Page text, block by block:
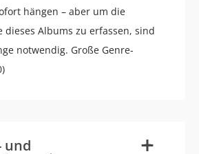
hängen – aber um die
dieses Albums zu erfassen, sind
notwendig. Große Genre-
und +
-